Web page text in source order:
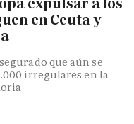
en Ceuta y
que aún se
irregulares en la